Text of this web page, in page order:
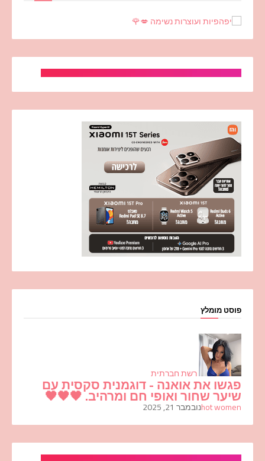
פוסט מומלץ
רשת חברתית
פגשו את אואנה - דוגמנית סקסית עם
שיער שחור ואופי חם ומרהיב. 🖤🖤🖤
hot womenנובמבר 21, 2025